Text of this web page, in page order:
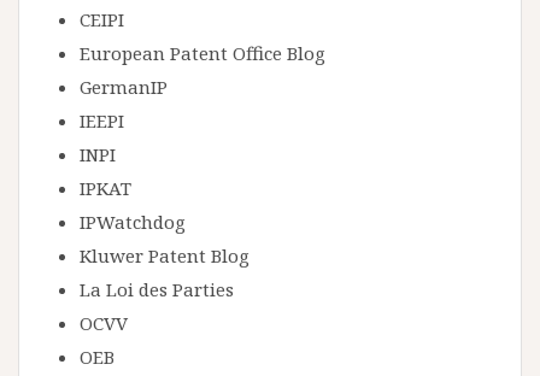
CEIPI
European Patent Office Blog
GermanIP
IEEPI
INPI
IPKAT
IPWatchdog
Kluwer Patent Blog
La Loi des Parties
OCVV
OEB